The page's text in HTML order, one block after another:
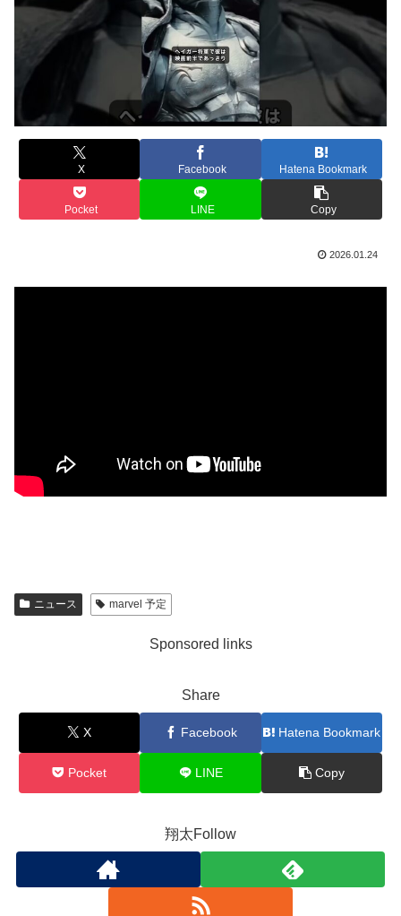
X Facebook Hatena Bookmark
Pocket LINE Copy
2026.01.24
ニュース marvel 予定
Sponsored links
Share
X Facebook Hatena Bookmark
Pocket LINE Copy
翔太Follow